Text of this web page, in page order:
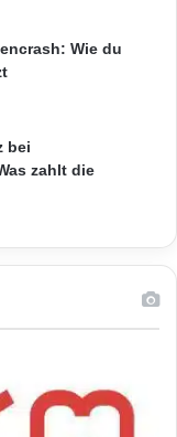
Wie du
bei
zahlt die